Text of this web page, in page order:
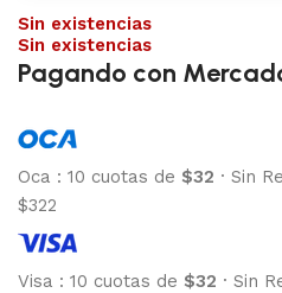
Sin existencias
Sin existencias
Pagando con
Oca : 10 cuotas de $32 · Sin
$322
Visa : 10 cuotas de $32 · Sin